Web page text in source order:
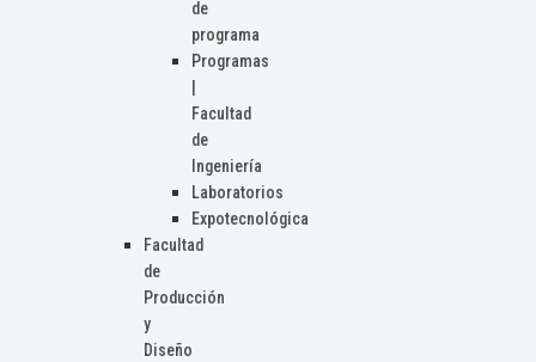
de
programa
Programas
Facultad
de
Ingeniería
Laboratorios
Expotecnológica
Facultad
de
Producción
y
Diseño